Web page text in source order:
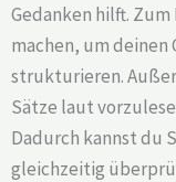
Gedanken hilft.
machen, um deinen
strukturieren.
Sätze laut
Dadurch kannst du
gleichzeitig